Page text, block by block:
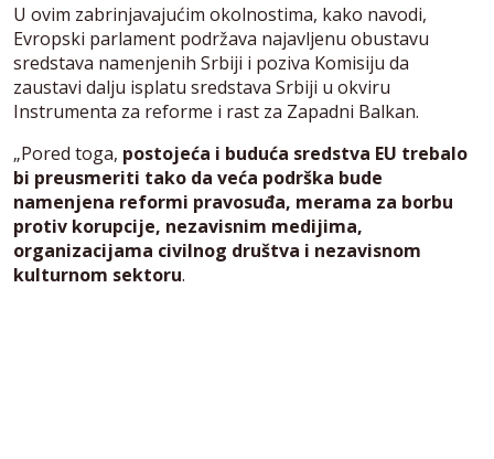
U ovim zabrinjavajućim okolnostima, kako navodi,
Evropski parlament podržava najavljenu obustavu
sredstava namenjenih Srbiji i poziva Komisiju da
zaustavi dalju isplatu sredstava Srbiji u okviru
Instrumenta za reforme i rast za Zapadni Balkan.
„Pored toga, postojeća i buduća sredstva EU trebalo
bi preusmeriti tako da veća podrška bude
namenjena reformi pravosuđa, merama za borbu
protiv korupcije, nezavisnim medijima,
organizacijama civilnog društva i nezavisnom
kulturnom sektoru.